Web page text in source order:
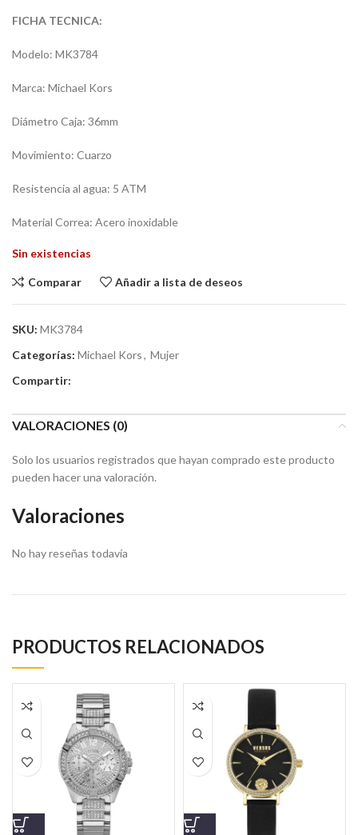
FICHA TECNICA:
Modelo: MK3784
Marca: Michael Kors
Diámetro Caja: 36mm
Movimiento: Cuarzo
Resistencia al agua: 5 ATM
Material Correa: Acero inoxidable
Sin existencias
Comparar Añadir a lista de deseos
SKU: MK3784
Categorías: Michael Kors, Mujer
Compartir:
VALORACIONES (0)
Valoraciones
No hay reseñas todavía
Solo los usuarios registrados que hayan comprado este producto
pueden hacer una valoración.
PRODUCTOS RELACIONADOS